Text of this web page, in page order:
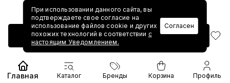
Добавить в корзину
При использовании данного сайта, вы
подтверждаете свое согласие на
использование файлов cookie и других
похожих технологий в соответствии с
настоящим Уведомлением.
Согласен
Главная Каталог Бренды Корзина Профиль